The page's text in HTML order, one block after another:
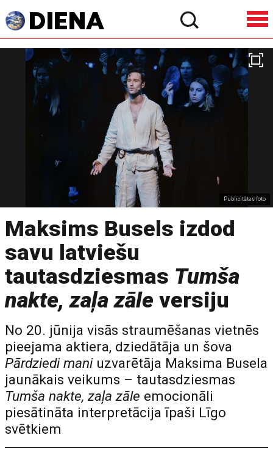
Publicitātes foto
Maksims Busels izdod
savu latviešu
tautasdziesmas Tumša
nakte, zaļa zāle versiju
No 20. jūnija visās straumēšanas vietnēs
pieejama aktiera, dziedātāja un šova
Pārdziedi maniuzvarētāja Maksima Busela
jaunākais veikums – tautasdziesmas
Tumša nakte, zaļa zāle emocionāli
piesātināta interpretācija īpaši Līgo
svētkiem